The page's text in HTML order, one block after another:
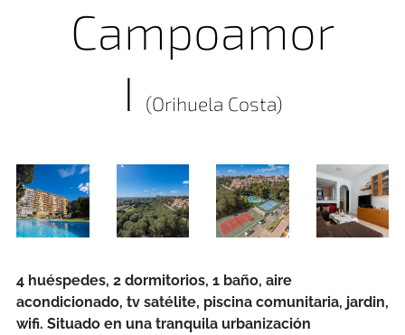
Campoamor
I
(Orihuela Costa)
4 huéspedes, 2 dormitorios, 1 baño, aire
acondicionado, tv satélite, piscina comunitaria, jardin,
wifi. Situado en una tranquila urbanización